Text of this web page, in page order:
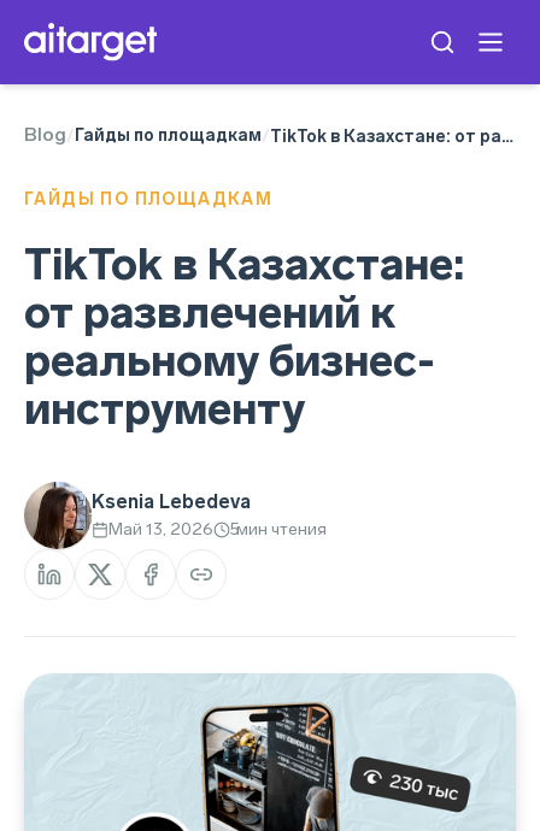
Blog/Гайды по площадкам/ TikTok в Казахстане: от развлечений к реальному бизнес-инструменту
ГАЙДЫ ПО ПЛОЩАДКАМ
TikTok Ads
TikTok в Казахстане:
от развлечений к
реальному бизнес-
инструменту
Ksenia Lebedeva
Май 13, 2026 5мин чтения